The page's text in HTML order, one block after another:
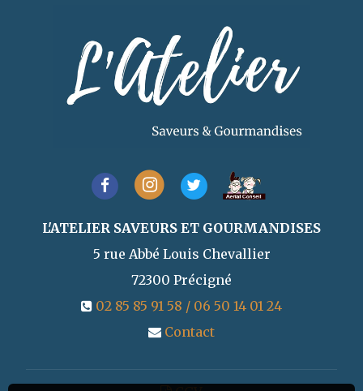
L'ATELIER SAVEURS ET GOURMANDISES
5 rue Abbé Louis Chevallier
72300 Précigné
02 85 85 91 58 / 06 50 14 01 24
Contact